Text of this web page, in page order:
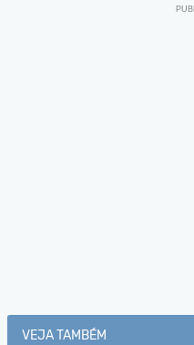
VEJA TAMBÉM